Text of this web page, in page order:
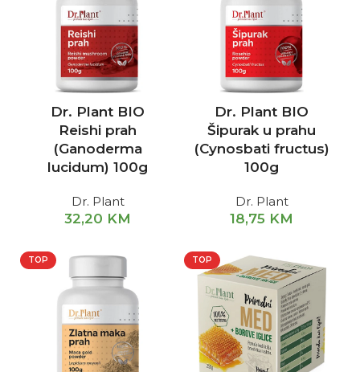
Dr. Plant BIO
Reishi prah
(Ganoderma
lucidum) 100g
Dr. Plant
32,20 KM
Dr. Plant BIO
Šipurak u prahu
(Cynosbati fructus)
100g
Dr. Plant
18,75 KM
TOP TOP